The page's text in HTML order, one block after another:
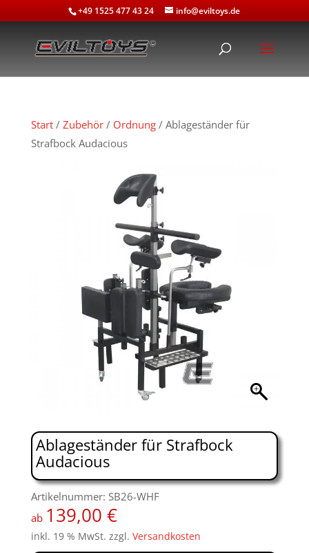
+49 1525 477 43 24 info@eviltoys.de
Start/ Zubehör/ Ordnung/ Ablageständer für
Strafbock Audacious
Ablageständer für Strafbock
Audacious
Artikelnummer: SB26-WHF
ab 139,00 €
inkl. 19 % MwSt. zzgl. Versandkosten